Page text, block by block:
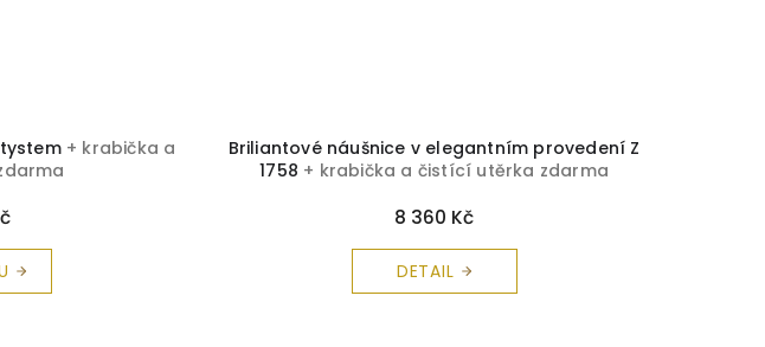
+ krabička a
Briliantové náušnice v elegantním provedení Z
1758 + krabička a čistící utěrka zdarma
8 360 Kč
DETAIL